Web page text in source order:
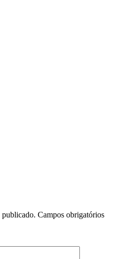
publicado. Campos obrigatórios